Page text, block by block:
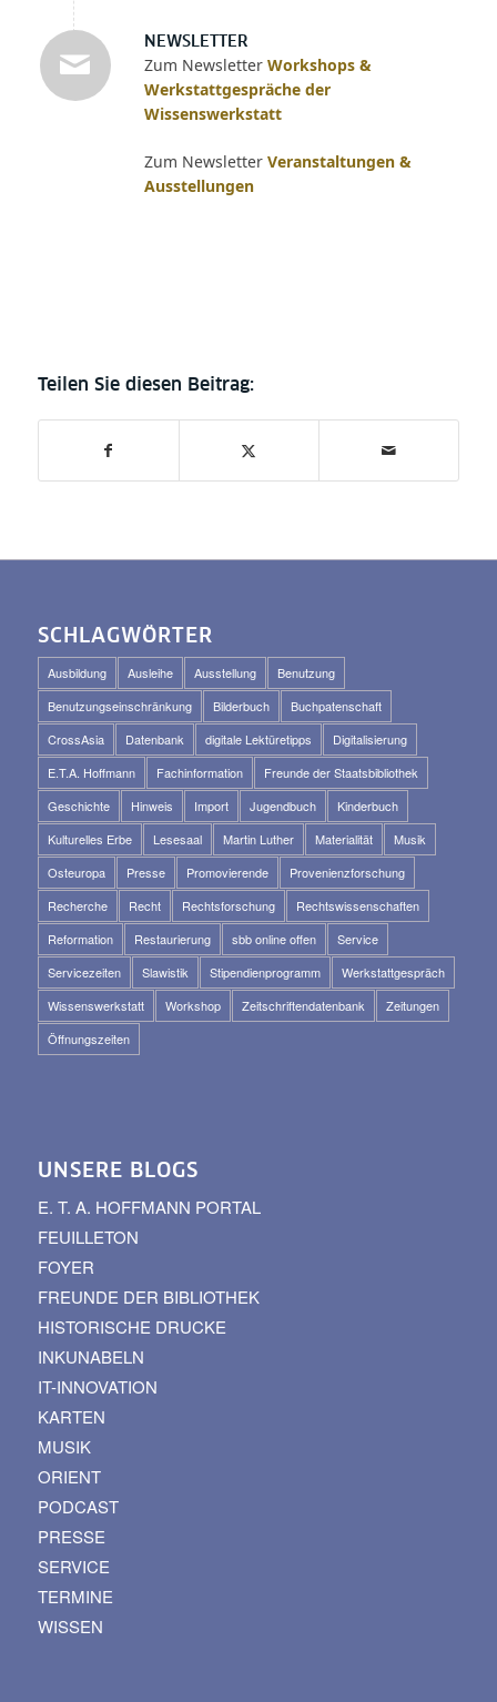
NEWSLETTER
Zum Newsletter Workshops &
Werkstattgespräche der
Wissenswerkstatt
Zum Newsletter Veranstaltungen &
Ausstellungen
SCHLAGWÖRTER
Ausbildung Ausleihe Ausstellung
Benutzung
Benutzungseinschränkung
Bilderbuch
Buchpatenschaft
CrossAsia
Datenbank digitale Lektüretipps
Digitalisierung
E.T.A. Hoffmann
Fachinformation
Freunde der Staatsbibliothek
Geschichte
Hinweis Import Jugendbuch
Kinderbuch
Kulturelles Erbe
Lesesaal Martin Luther Materialität
Musik
Osteuropa
Presse Promovierende
Provenienzforschung
Recherche
Recht Rechtsforschung
Rechtswissenschaften
Reformation
Restaurierung sbb online offen
Service
Servicezeiten
Slawistik Stipendienprogramm
Werkstattgespräch
Wissenswerkstatt
Workshop Zeitschriftendatenbank
Zeitungen
Öffnungszeiten
UNSERE BLOGS
E. T. A. HOFFMANN PORTAL
FEUILLETON
FOYER
FREUNDE DER BIBLIOTHEK
HISTORISCHE DRUCKE
INKUNABELN
IT-INNOVATION
KARTEN
MUSIK
ORIENT
PODCAST
PRESSE
SERVICE
TERMINE
WISSEN